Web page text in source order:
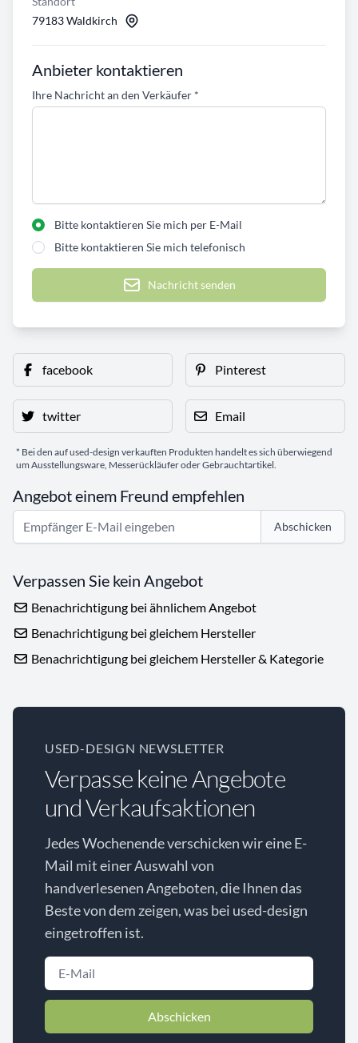
79183 Waldkirch
Anbieter kontaktieren
Ihre Nachricht an den Verkäufer *
Bitte kontaktieren Sie mich per E-Mail
Bitte kontaktieren Sie mich telefonisch
Nachricht senden
facebook Pinterest
twitter Email
* Bei den auf used-design verkauften Produkten handelt es sich überwiegend
um Ausstellungsware, Messerückläufer oder Gebrauchtartikel.
Angebot einem Freund empfehlen
Abschicken
Verpassen Sie kein Angebot
Benachrichtigung bei ähnlichem Angebot
Benachrichtigung bei gleichem Hersteller
Benachrichtigung bei gleichem Hersteller & Kategorie
USED-DESIGN NEWSLETTER
Verpasse keine Angebote
und Verkaufsaktionen
Jedes Wochenende verschicken wir eine E-
Mail mit einer Auswahl von
handverlesenen Angeboten, die Ihnen das
Beste von dem zeigen, was bei used-design
eingetroffen ist.
Abschicken